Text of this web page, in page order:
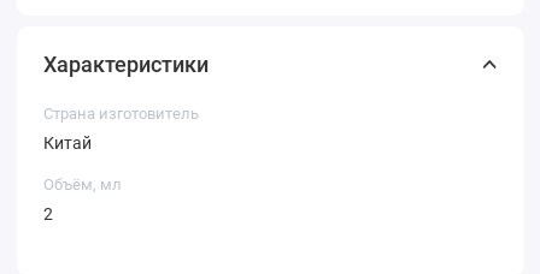
Характеристики
Страна изготовитель
Китай
Объём, мл
2